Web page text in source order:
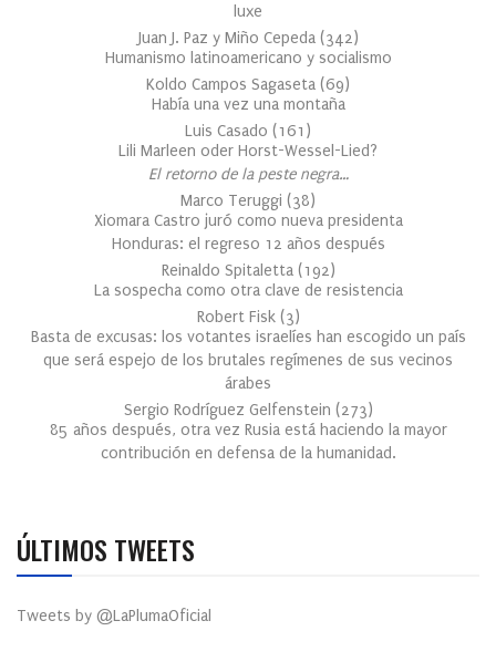
luxe
Juan J. Paz y Miño Cepeda (342)
Humanismo latinoamericano y socialismo
Koldo Campos Sagaseta (69)
Había una vez una montaña
Luis Casado (161 )
Lili Marleen oder Horst-Wessel-Lied?
El retorno de la peste negra…
Marco Teruggi (38)
Xiomara Castro juró como nueva presidenta
Honduras: el regreso 12 años después
Reinaldo Spitaletta (192)
La sospecha como otra clave de resistencia
Robert Fisk (3)
Basta de excusas: los votantes israelíes han escogido un país
que será espejo de los brutales regímenes de sus vecinos
árabes
Sergio Rodríguez Gelfenstein (273)
85 años después, otra vez Rusia está haciendo la mayor
contribución en defensa de la humanidad.
ÚLTIMOS TWEETS
Tweets by @LaPlumaOficial